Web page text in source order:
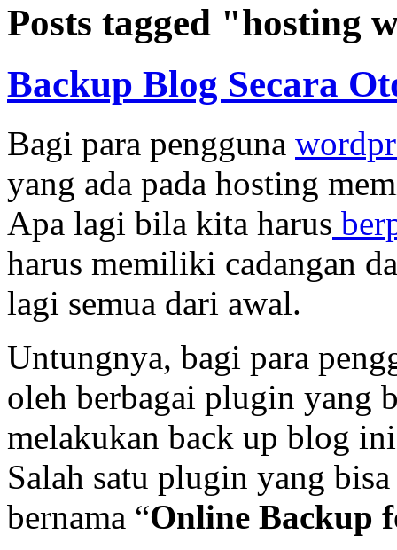
Posts tagged "hosting
Backup Blog Secara
Bagi para pengguna
yang ada pada hosting
Apa lagi bila kita harus
harus memiliki cadangan
lagi semua dari awal.
Untungnya, bagi para
oleh berbagai plugin yang
melakukan back up blog
Salah satu plugin yang
bernama “Online Backup